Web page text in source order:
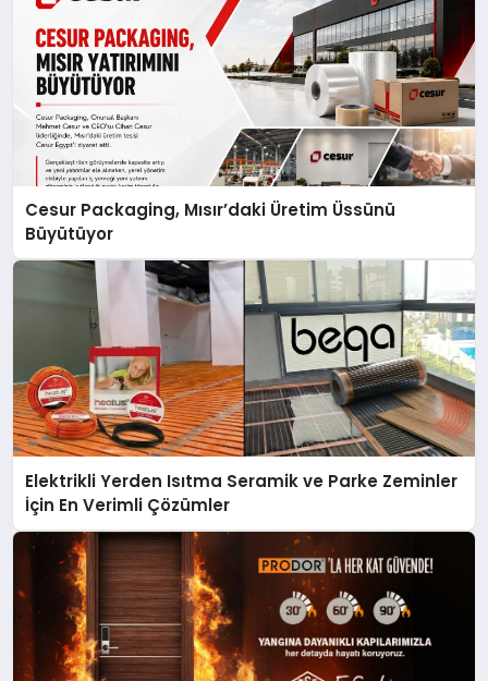
Cesur Packaging, Mısır’daki Üretim Üssünü
Büyütüyor
Elektrikli Yerden Isıtma Seramik ve Parke Zeminler
İçin En Verimli Çözümler